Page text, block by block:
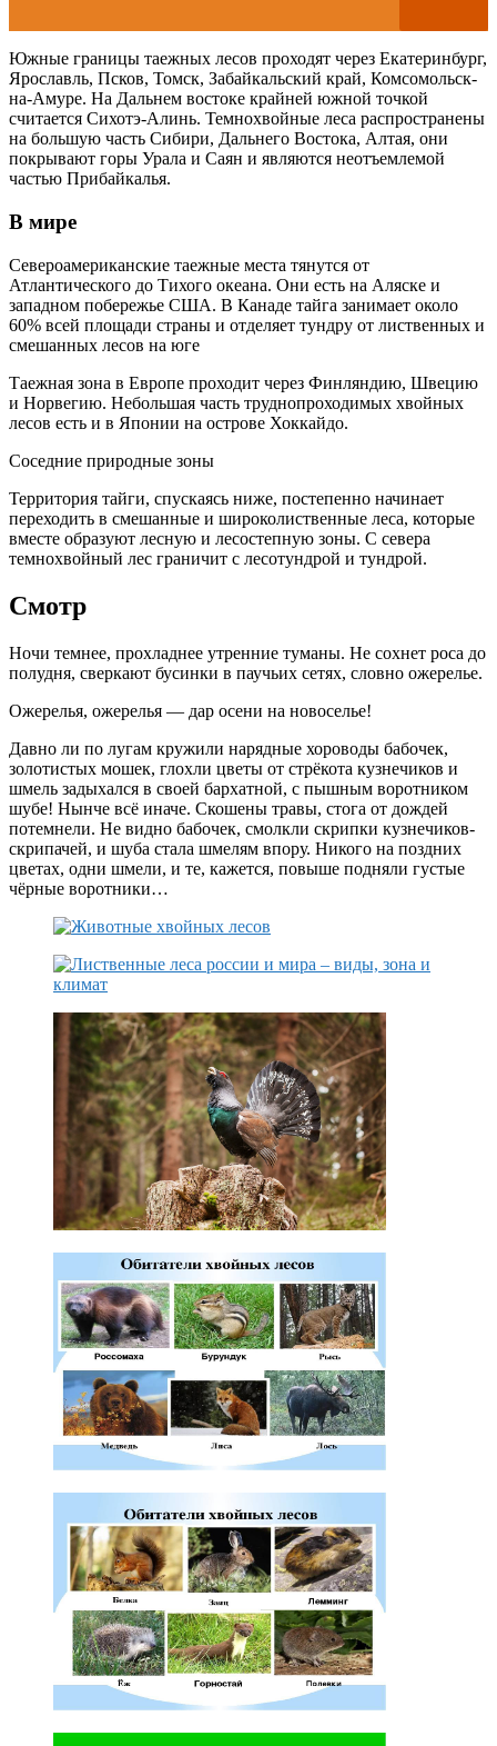
Южные границы таежных лесов проходят через Екатеринбург,
Ярославль, Псков, Томск, Забайкальский край, Комсомольск-
на-Амуре. На Дальнем востоке крайней южной точкой
считается Сихотэ-Алинь. Темнохвойные леса распространены
на большую часть Сибири, Дальнего Востока, Алтая, они
покрывают горы Урала и Саян и являются неотъемлемой
частью Прибайкалья.
В мире
Североамериканские таежные места тянутся от
Атлантического до Тихого океана. Они есть на Аляске и
западном побережье США. В Канаде тайга занимает около
60% всей площади страны и отделяет тундру от лиственных и
смешанных лесов на юге
Таежная зона в Европе проходит через Финляндию, Швецию
и Норвегию. Небольшая часть труднопроходимых хвойных
лесов есть и в Японии на острове Хоккайдо.
Соседние природные зоны
Территория тайги, спускаясь ниже, постепенно начинает
переходить в смешанные и широколиственные леса, которые
вместе образуют лесную и лесостепную зоны. С севера
темнохвойный лес граничит с лесотундрой и тундрой.
Смотр
Ночи темнее, прохладнее утренние туманы. Не сохнет роса до
полудня, сверкают бусинки в паучьих сетях, словно ожерелье.
Ожерелья, ожерелья — дар осени на новоселье!
Давно ли по лугам кружили нарядные хороводы бабочек,
золотистых мошек, глохли цветы от стрёкота кузнечиков и
шмель задыхался в своей бархатной, с пышным воротником
шубе! Нынче всё иначе. Скошены травы, стога от дождей
потемнели. Не видно бабочек, смолкли скрипки кузнечиков-
скрипачей, и шуба стала шмелям впору. Никого на поздних
цветах, одни шмели, и те, кажется, повыше подняли густые
чёрные воротники…